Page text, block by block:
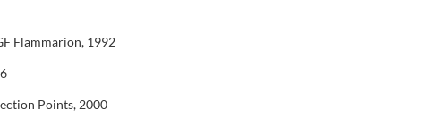
Flammarion, 1992
Points, 2000